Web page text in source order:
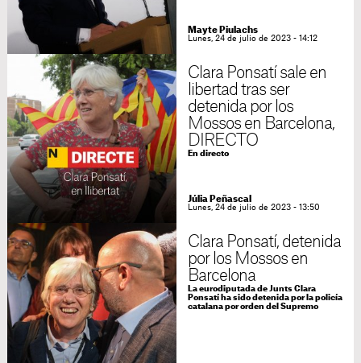
Mayte Piulachs
Lunes, 24 de julio de 2023 - 14:12
Clara Ponsatí sale en
libertad tras ser
detenida por los
Mossos en Barcelona,
DIRECTO
En directo
Júlia Peñascal
Lunes, 24 de julio de 2023 - 13:50
Clara Ponsatí, detenida
por los Mossos en
Barcelona
La eurodiputada de Junts Clara
Ponsatí ha sido detenida por la policía
catalana por orden del Supremo